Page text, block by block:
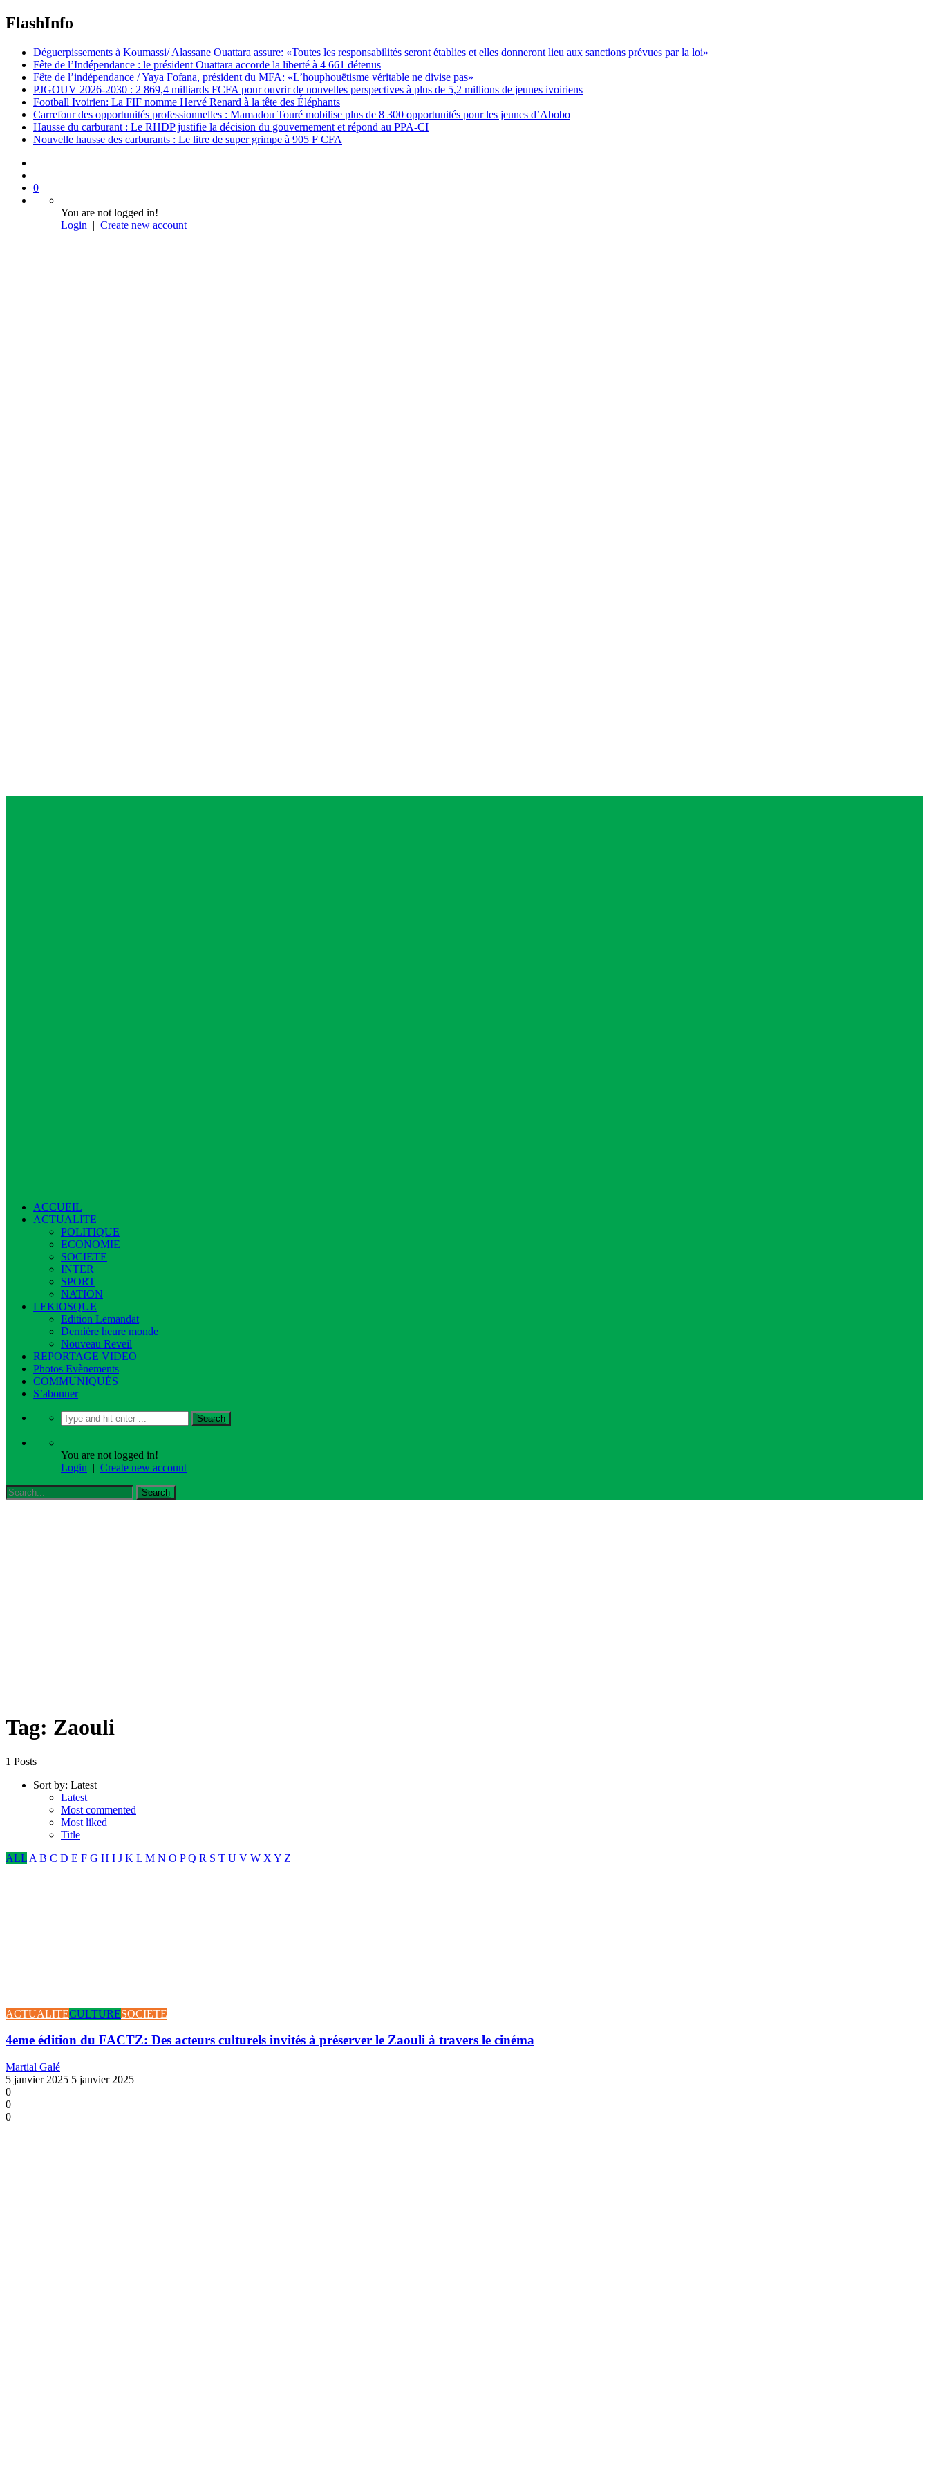
FlashInfo
Déguerpissements à Koumassi/ Alassane Ouattara assure: «Toutes les responsabilités seront établies et elles donneront lieu aux sanctions prévues par la loi»
Fête de l’Indépendance : le président Ouattara accorde la liberté à 4 661 détenus
Fête de l’indépendance / Yaya Fofana, président du MFA: «L’houphouëtisme véritable ne divise pas»
PJGOUV 2026-2030 : 2 869,4 milliards FCFA pour ouvrir de nouvelles perspectives à plus de 5,2 millions de jeunes ivoiriens
Football Ivoirien: La FIF nomme Hervé Renard à la tête des Éléphants
Carrefour des opportunités professionnelles : Mamadou Touré mobilise plus de 8 300 opportunités pour les jeunes d’Abobo
Hausse du carburant : Le RHDP justifie la décision du gouvernement et répond au PPA-CI
Nouvelle hausse des carburants : Le litre de super grimpe à 905 F CFA
0
You are not logged in!
Login | Create new account
ACCUEIL
ACTUALITE
POLITIQUE
ECONOMIE
SOCIETE
INTER
SPORT
NATION
LEKIOSQUE
Edition Lemandat
Dernière heure monde
Nouveau Reveil
REPORTAGE VIDEO
Photos Evènements
COMMUNIQUÉS
S’abonner
You are not logged in!
Login | Create new account
Tag: Zaouli
1 Posts
Sort by: Latest
Latest
Most commented
Most liked
Title
ALL A B C D E F G H I J K L M N O P Q R S T U V W X Y Z
ACTUALITECULTURESOCIETE
4eme édition du FACTZ: Des acteurs culturels invités à préserver le Zaouli à travers le cinéma
Martial Galé
5 janvier 2025 5 janvier 2025
0
0
0